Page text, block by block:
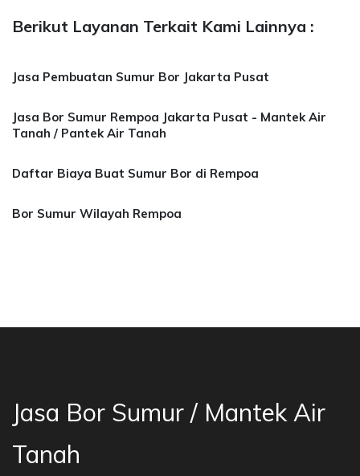
Berikut Layanan Terkait Kami Lainnya :
Jasa Pembuatan Sumur Bor Jakarta Pusat
Jasa Bor Sumur Rempoa Jakarta Pusat - Mantek Air
Tanah / Pantek Air Tanah
Daftar Biaya Buat Sumur Bor di Rempoa
Bor Sumur Wilayah Rempoa
Jasa Bor Sumur / Mantek Air
Tanah